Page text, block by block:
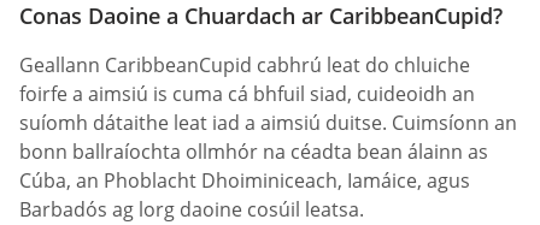
Conas Daoine a Chuardach ar CaribbeanCupid?
Geallann CaribbeanCupid cabhrú leat do chluiche
foirfe a aimsiú is cuma cá bhfuil siad, cuideoidh an
suíomh dátaithe leat iad a aimsiú duitse. Cuimsíonn an
bonn ballraíochta ollmhór na céadta bean álainn as
Cúba, an Phoblacht Dhoiminiceach, Iamáice, agus
Barbadós ag lorg daoine cosúil leatsa.